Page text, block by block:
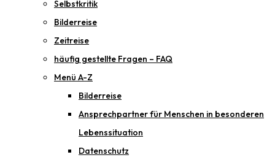
Selbstkritik
Bilderreise
Zeitreise
häufig gestellte Fragen – FAQ
Menü A-Z
Bilderreise
Ansprechpartner für Menschen in besonderen
Lebenssituation
Datenschutz